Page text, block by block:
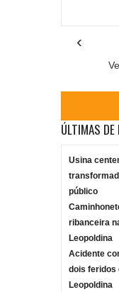
‹
ÚLTIMAS DE
Usina
público
ribanceira
Leopoldina
Acidente
dois feridos
Leopoldina